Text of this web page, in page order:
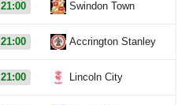
21:00 Swindon Town
21:00 Accrington Stanley
21:00 Lincoln City